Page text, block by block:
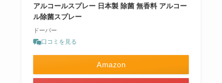
アルコールスプレー 日本製 除菌 無香料 アルコー
ル除菌スプレー
ドーバー
口コミを見る
Amazon